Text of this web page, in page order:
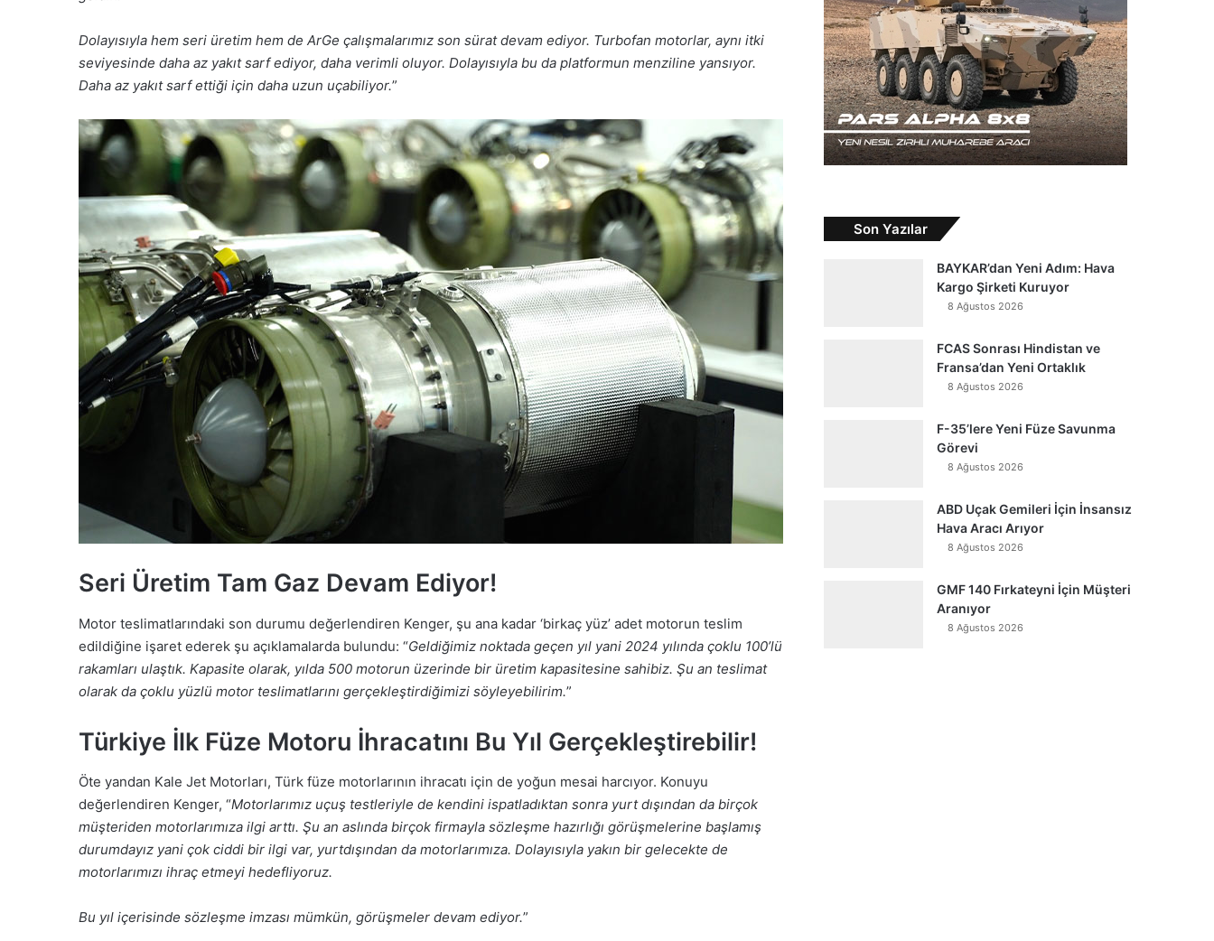
Dolayısıyla hem seri üretim hem de ArGe çalışmalarımız son sürat devam ediyor. Turbofan motorlar, aynı itki
seviyesinde daha az yakıt sarf ediyor, daha verimli oluyor. Dolayısıyla bu da platformun menziline yansıyor.
Daha az yakıt sarf ettiği için daha uzun uçabiliyor.”
Seri Üretim Tam Gaz Devam Ediyor!
Motor teslimatlarındaki son durumu değerlendiren Kenger, şu ana kadar ‘birkaç yüz’ adet motorun teslim
edildiğine işaret ederek şu açıklamalarda bulundu: “Geldiğimiz noktada geçen yıl yani 2024 yılında çoklu 100’lü
rakamları ulaştık. Kapasite olarak, yılda 500 motorun üzerinde bir üretim kapasitesine sahibiz. Şu an teslimat
olarak da çoklu yüzlü motor teslimatlarını gerçekleştirdiğimizi söyleyebilirim.”
Türkiye İlk Füze Motoru İhracatını Bu Yıl Gerçekleştirebilir!
Öte yandan Kale Jet Motorları, Türk füze motorlarının ihracatı için de yoğun mesai harcıyor. Konuyu
değerlendiren Kenger, “Motorlarımız uçuş testleriyle de kendini ispatladıktan sonra yurt dışından da birçok
müşteriden motorlarımıza ilgi arttı. Şu an aslında birçok firmayla sözleşme hazırlığı görüşmelerine başlamış
durumdayız yani çok ciddi bir ilgi var, yurtdışından da motorlarımıza. Dolayısıyla yakın bir gelecekte de
motorlarımızı ihraç etmeyi hedefliyoruz.
Bu yıl içerisinde sözleşme imzası mümkün, görüşmeler devam ediyor.”
Son Yazılar
BAYKAR’dan Yeni Adım: Hava
Kargo Şirketi Kuruyor
8 Ağustos 2026
FCAS Sonrası Hindistan ve
Fransa’dan Yeni Ortaklık
8 Ağustos 2026
F-35’lere Yeni Füze Savunma
Görevi
8 Ağustos 2026
ABD Uçak Gemileri İçin İnsansız
Hava Aracı Arıyor
8 Ağustos 2026
GMF 140 Fırkateyni İçin Müşteri
Aranıyor
8 Ağustos 2026